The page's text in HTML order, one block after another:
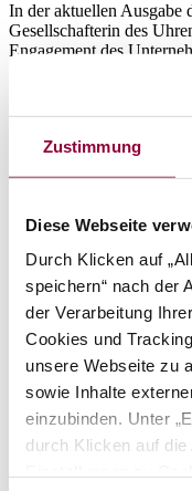
Zustimmung
Diese Webseite
Durch Klicken auf
speichern“ nach der
der Verarbeitung
Cookies und
unsere Webseite zu
sowie Inhalte
einzubinden. Unter
durch Klicken auf
In der aktuellen Ausgabe
Gesellschafterin des
Engagement des
Der Journalist Heimo
herunterladen
News
Demokratie
Der Journalist Heimo
Seniorreferentin des
for Strategic Dialogue
herunterladen
12 3 4 5678 910 >